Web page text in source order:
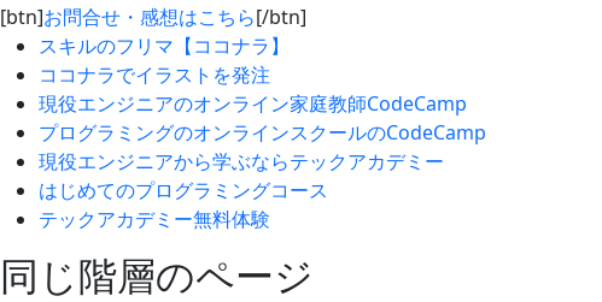
[btn]お問合せ・感想はこちら[/btn]
スキルのフリマ【ココナラ】
ココナラでイラストを発注
現役エンジニアのオンライン家庭教師CodeCamp
プログラミングのオンラインスクールのCodeCamp
現役エンジニアから学ぶならテックアカデミー
はじめてのプログラミングコース
テックアカデミー無料体験
同じ階層のページ